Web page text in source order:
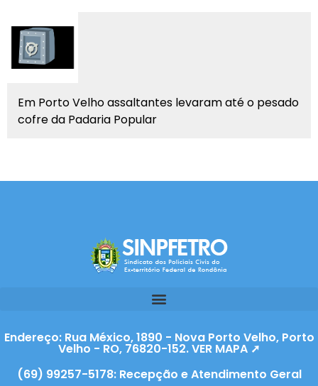
Em Porto Velho assaltantes levaram até o pesado
cofre da Padaria Popular
Endereço: Rua México, 1890 - Nova Porto Velho, Porto
Velho - RO, 76820-152. VER MAPA ➚
(69) 99257-5178: Recepção e Atendimento Geral